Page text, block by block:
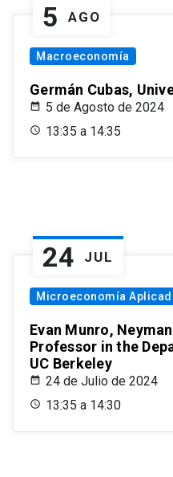
5 AGO
Macroeconomía
Germán Cubas,
5 de Agosto de 2024
13:35 a 14:35
24 JUL
Microeconomía
Evan Munro,
Professor in the
UC Berkeley
24 de Julio de 2024
13:35 a 14:30